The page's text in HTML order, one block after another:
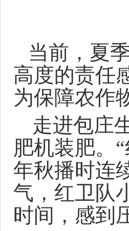
当前，夏
高度的责任
为保障农作
走进包庄
肥机装肥。
年秋播时连
气，红卫队
时间，感到